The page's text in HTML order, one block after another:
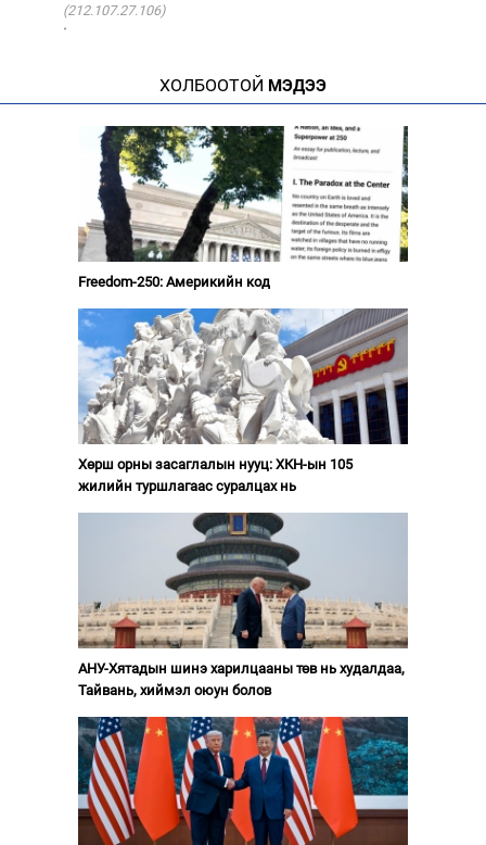
(212.107.27.106)
·
ХОЛБООТОЙ МЭДЭЭ
Freedom-250: Америкийн код
Хөрш орны засаглалын нууц: ХКН-ын 105
жилийн туршлагаас суралцах нь
АНУ-Хятадын шинэ харилцааны төв нь худалдаа,
Тайвань, хиймэл оюун болов